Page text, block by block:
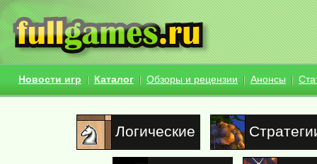
Новости игр Каталог Обзоры и рецензии Анонсы
Логические